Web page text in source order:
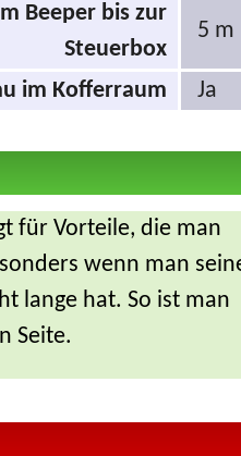
Beeper bis zur
Steuerbox
5 m
im Kofferraum Ja
für Vorteile, die man
wenn man
lange hat. So ist man
Seite.